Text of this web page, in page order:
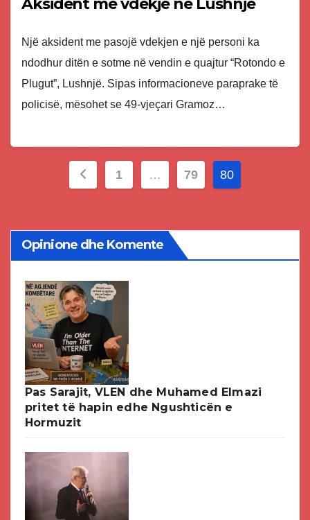
Një aksident me pasojë vdekjen e një personi ka
ndodhur ditën e sotme në vendin e quajtur “Rotondo e
Plugut”, Lushnjë. Sipas informacioneve paraprake të
policisë, mësohet se 49-vjeçari Gramoz…
Posts
1 … 79 80
Opinione dhe Komente
Pas Sarajit, VLEN dhe Muhamed Elmazi
pritet të hapin edhe Ngushticën e
Hormuzit